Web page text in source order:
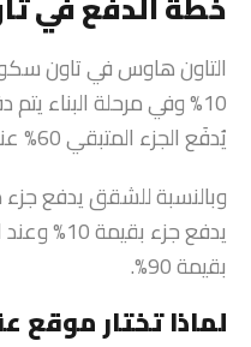
التاون هاوس في تاون
يُدفَع الجزء المتبقي 60% عند التسليم.
يدفع جزء
بقيمة 90%.
لماذا تختار موقع